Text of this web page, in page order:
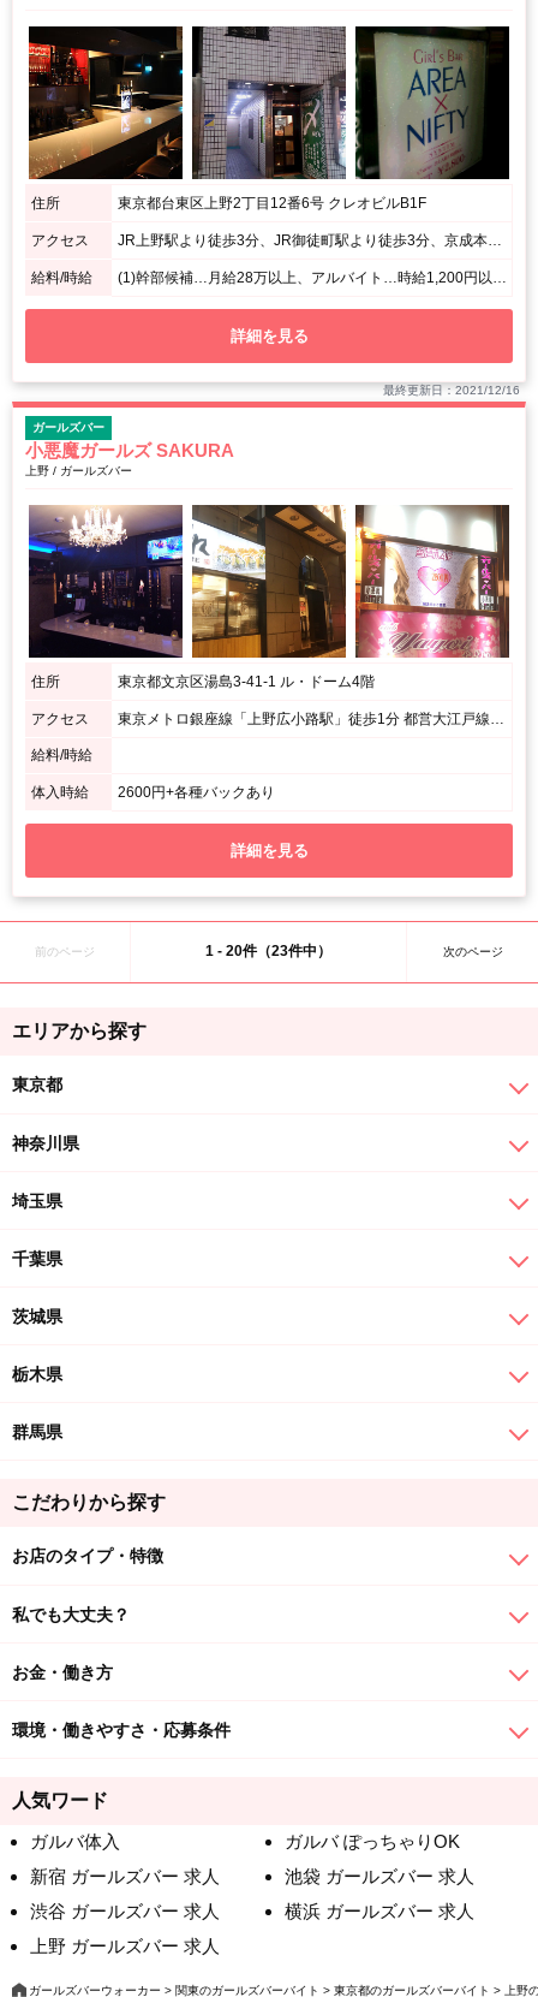
住所 東京都台東区上野2丁目12番6号 クレオビルB1F
アクセス
給料/時給
詳細を見る
最終更新日：2021/12/16
ガールズバー
小悪魔ガールズ SAKURA
上野 / ガールズバー
住所 東京都文京区湯島3-41-1 ル・ドーム4階
アクセス
給料/時給
体入時給 2600円+各種バックあり
詳細を見る
前のページ 1 - 20件（23件中） 次のページ
エリアから探す
東京都
神奈川県
埼玉県
千葉県
茨城県
栃木県
群馬県
こだわりから探す
お店のタイプ・特徴
私でも大丈夫？
お金・働き方
環境・働きやすさ・応募条件
人気ワード
ガルバ体入
ガルバ ぽっちゃりOK
新宿 ガールズバー 求人
池袋 ガールズバー 求人
渋谷 ガールズバー 求人
横浜 ガールズバー 求人
上野 ガールズバー 求人
ガールズバーウォーカー 関東のガールズバーバイト 東京都のガールズバーバイト 上野